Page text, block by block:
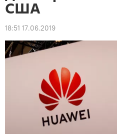
США
18:51 17.06.2019